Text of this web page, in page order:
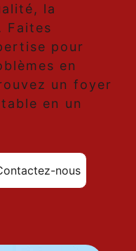
la
Faites
pour
en
un foyer
en un
nous